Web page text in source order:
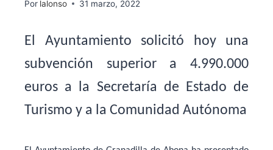
Por lalonso 31 marzo, 2022
El Ayuntamiento solicitó hoy una
subvención superior a 4.990.000
euros a la Secretaría de Estado de
Turismo y a la Comunidad Autónoma